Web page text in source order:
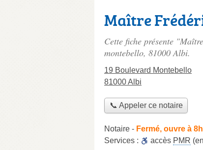
Maître
Cette fiche présente
montebello, 81000 Albi.
19 Boulevard Montebello
81000 Albi
📞 Appeler ce notaire
Notaire - Fermé, ouvre à
Services :
accès PMR